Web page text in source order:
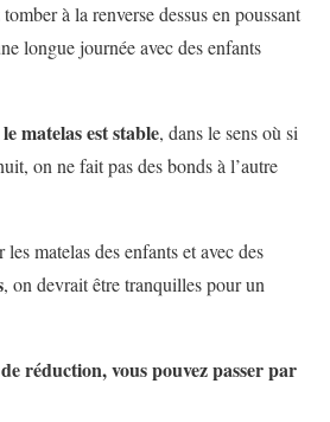
à la renverse dessus en poussant
longue journée avec des enfants
le matelas est stable, dans le sens où si
on ne fait pas des bonds à l’autre
matelas des enfants et avec des
, on devrait être tranquilles pour un
réduction, vous pouvez passer par